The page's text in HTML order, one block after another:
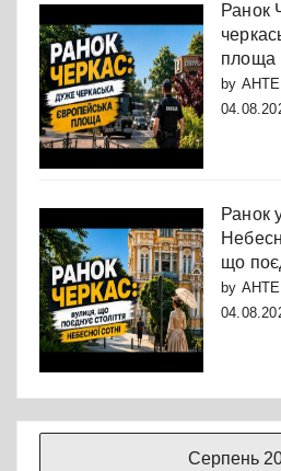
Ранок
площа
by
Ранок
що
by
Серпень